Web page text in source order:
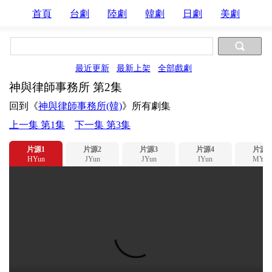
首頁 台劇 陸劇 韓劇 日劇 美劇
最近更新 最新上架 全部戲劇
神與律師事務所 第2集
回到《神與律師事務所(韓)》所有劇集
上一集 第1集
下一集 第3集
片源1
HYun
片源2
JYun
片源3
JYun
片源4
IYun
片源5
MYun